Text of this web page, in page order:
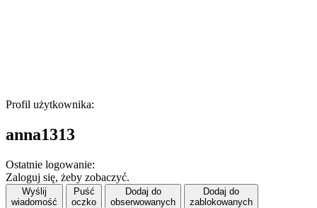
Profil użytkownika:
anna1313
Ostatnie logowanie:
Zaloguj się, żeby zobaczyć.
Wyślij
wiadomość
Puść
oczko
Dodaj do
obserwowanych
Dodaj do
zablokowanych